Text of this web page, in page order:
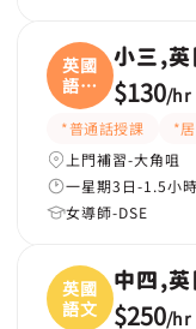
英國
語文
(
小三,
$130/hr
*普通話授課 *
上門補習-大角咀
一星期3日-1.5小
女導師-DSE
英國
語文
中四,
$250/hr